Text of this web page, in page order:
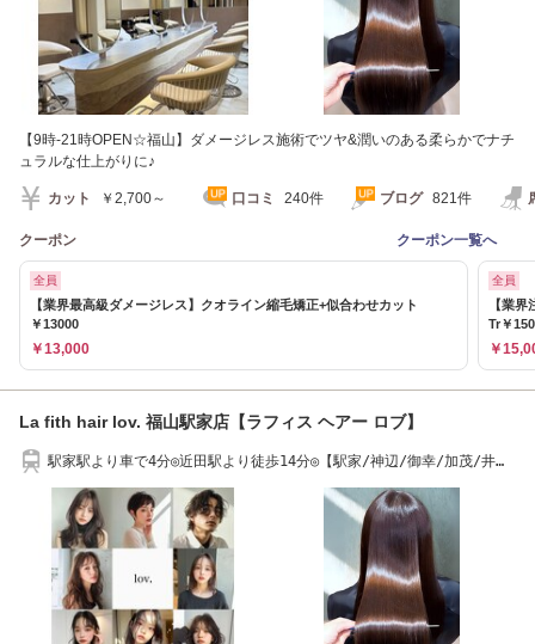
【9時-21時OPEN☆福山】ダメージレス施術でツヤ&潤いのある柔らかでナチ
ュラルな仕上がりに♪
カット ￥2,700～ 口コミ 240件 ブログ 821件
クーポン クーポン一覧へ
全員
【業界最高級ダメージレス】クオライン縮毛矯正+似合わせカット
￥13000
￥13,000
全員
【業
Tr￥
￥
La fith hair lov. 福山駅家店【ラフィス ヘアー ロブ】
駅家駅より車で4分◎近田駅より徒歩14分◎【駅家/神辺/御幸/加茂/井